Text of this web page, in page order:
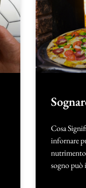
Cosa
infornare
sogno può